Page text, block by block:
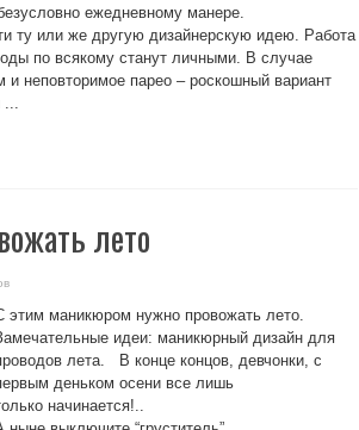
ежедневному манере.
ту или же другую дизайнерскую идею. Работа
по всякому станут личными. В случае
неповторимое парео – роскошный вариант
...
лето
этим маникюром нужно провожать лето.
идеи: маникюрный дизайн для
лета. В конце концов, девчонки, с
деньком осени все лишь
начинается!..